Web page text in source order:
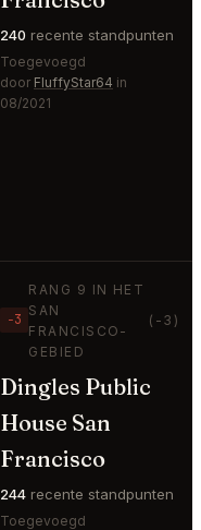
240 recente standpunten
Toegevoegd
door FluffyStar64 in
08/2021
−3
RANG 9 IN HET
SAN
FRANCISCO-
GEBIED
(-3)
Dingles Public
House San
Francisco
244 recente standpunten
Toegevoegd